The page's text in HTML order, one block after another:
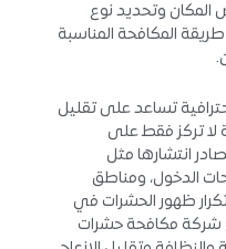
المكان وتحديد نوع
طريقة المكافحة المناسبة
تساعد على تقليل
لا تركز فقط على
انتشارها مثل
الدخول، ومناطق
ظهور الحشرات في
شركة مكافحة حشرات